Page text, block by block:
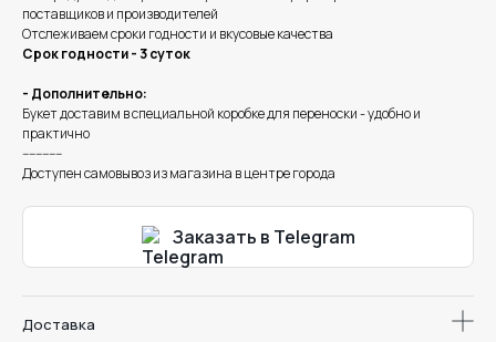
поставщиков и производителей
Отслеживаем сроки годности и вкусовые качества
Срок годности - 3 суток
- Дополнительно:
Букет доставим в специальной коробке для переноски - удобно и
практично
------------
Доступен самовывоз из магазина в центре города
Заказать в Telegram
Доставка